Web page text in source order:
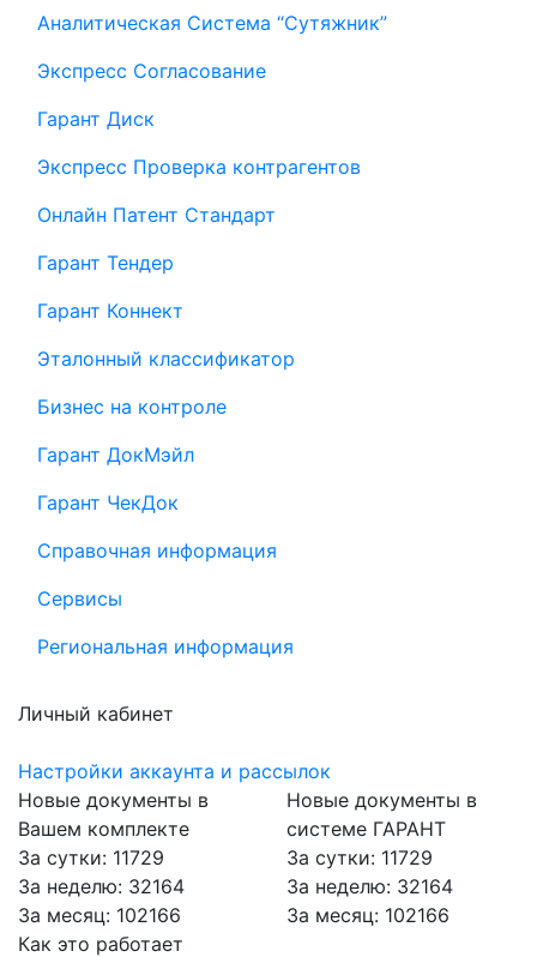
Аналитическая Система “Сутяжник”
Экспресс Согласование
Гарант Диск
Экспресс Проверка контрагентов
Онлайн Патент Стандарт
Гарант Тендер
Гарант Коннект
Эталонный классификатор
Бизнес на контроле
Гарант ДокМэйл
Гарант ЧекДок
Справочная информация
Сервисы
Региональная информация
Личный кабинет
Настройки аккаунта и рассылок
Новые документы в
Вашем комплекте
За сутки: 11729
За неделю: 32164
За месяц: 102166
Новые документы в
системе ГАРАНТ
За сутки: 11729
За неделю: 32164
За месяц: 102166
Как это работает